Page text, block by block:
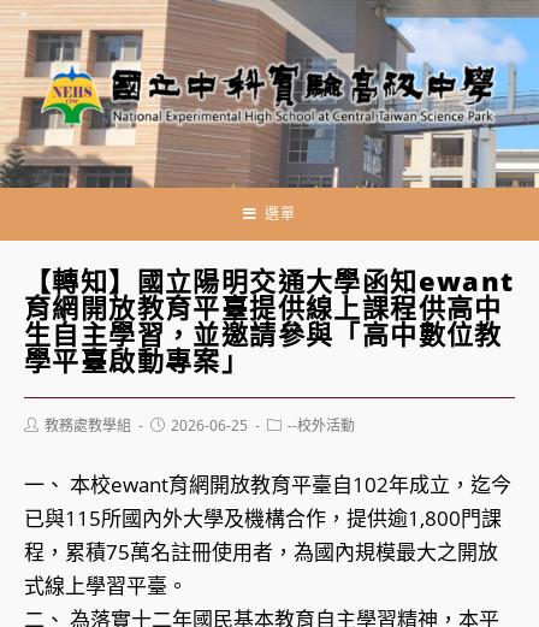
跳
轉
至
主
要
內
選單
【轉知】國立陽明交通大學函知ewant
育網開放教育平臺提供線上課程供高中
生自主學習，並邀請參與「高中數位教
學平臺啟動專案」
Post教務處教學組
Post2026-06-25
Post--校外活動
一、 本校ewant育網開放教育平臺自102年成立，迄今
已與115所國內外大學及機構合作，提供逾1,800門課
程，累積75萬名註冊使用者，為國內規模最大之開放
式線上學習平臺。
二、 為落實十二年國民基本教育自主學習精神，本平